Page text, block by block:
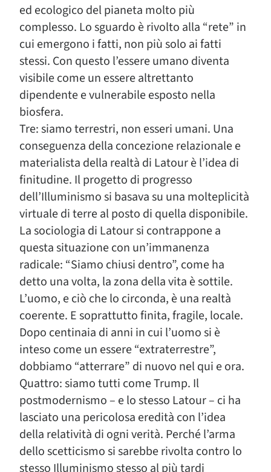
ed ecologico del pianeta molto più
complesso. Lo sguardo è rivolto alla “rete” in
cui emergono i fatti, non più solo ai fatti
stessi. Con questo l’essere umano diventa
visibile come un essere altrettanto
dipendente e vulnerabile esposto nella
biosfera.
Tre: siamo terrestri, non esseri umani. Una
conseguenza della concezione relazionale e
materialista della realtà di Latour è l’idea di
finitudine. Il progetto di progresso
dell’Illuminismo si basava su una molteplicità
virtuale di terre al posto di quella disponibile.
La sociologia di Latour si contrappone a
questa situazione con un’immanenza
radicale: “Siamo chiusi dentro”, come ha
detto una volta, la zona della vita è sottile.
L’uomo, e ciò che lo circonda, è una realtà
coerente. E soprattutto finita, fragile, locale.
Dopo centinaia di anni in cui l’uomo si è
inteso come un essere “extraterrestre”,
dobbiamo “atterrare” di nuovo nel qui e ora.
Quattro: siamo tutti come Trump. Il
postmodernismo – e lo stesso Latour – ci ha
lasciato una pericolosa eredità con l’idea
della relatività di ogni verità. Perché l’arma
dello scetticismo si sarebbe rivolta contro lo
stesso Illuminismo stesso al più tardi